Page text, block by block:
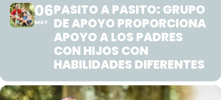
06
MAY
PASITO A PASITO: GRUPO
DE APOYO PROPORCIONA
APOYO A LOS PADRES
CON HIJOS CON
HABILIDADES DIFERENTES